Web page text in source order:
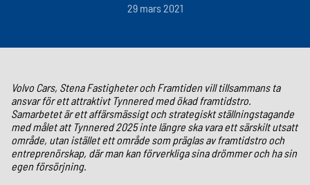
29 mars 2021
Volvo Cars, Stena Fastigheter och Framtiden vill tillsammans ta
ansvar för ett attraktivt Tynnered med ökad framtidstro.
Samarbetet är ett affärsmässigt och strategiskt ställningstagande
med målet att Tynnered 2025 inte längre ska vara ett särskilt utsatt
område, utan istället ett område som präglas av framtidstro och
entreprenörskap, där man kan förverkliga sina drömmer och ha sin
egen försörjning.